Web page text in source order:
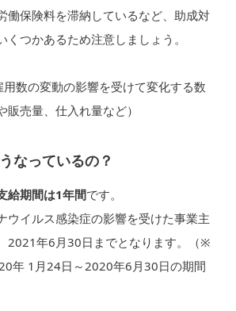
働保険料を滞納しているなど、助成対
つかあるため注意しましょう。
数の変動の影響を受けて変化する数
売量、仕入れ量など）
なっているの？
給期間は1年間です。
ウイルス感染症の影響を受けた事業主
2021年6月30日までとなります。（※
年 1月24日～2020年6月30日の期間